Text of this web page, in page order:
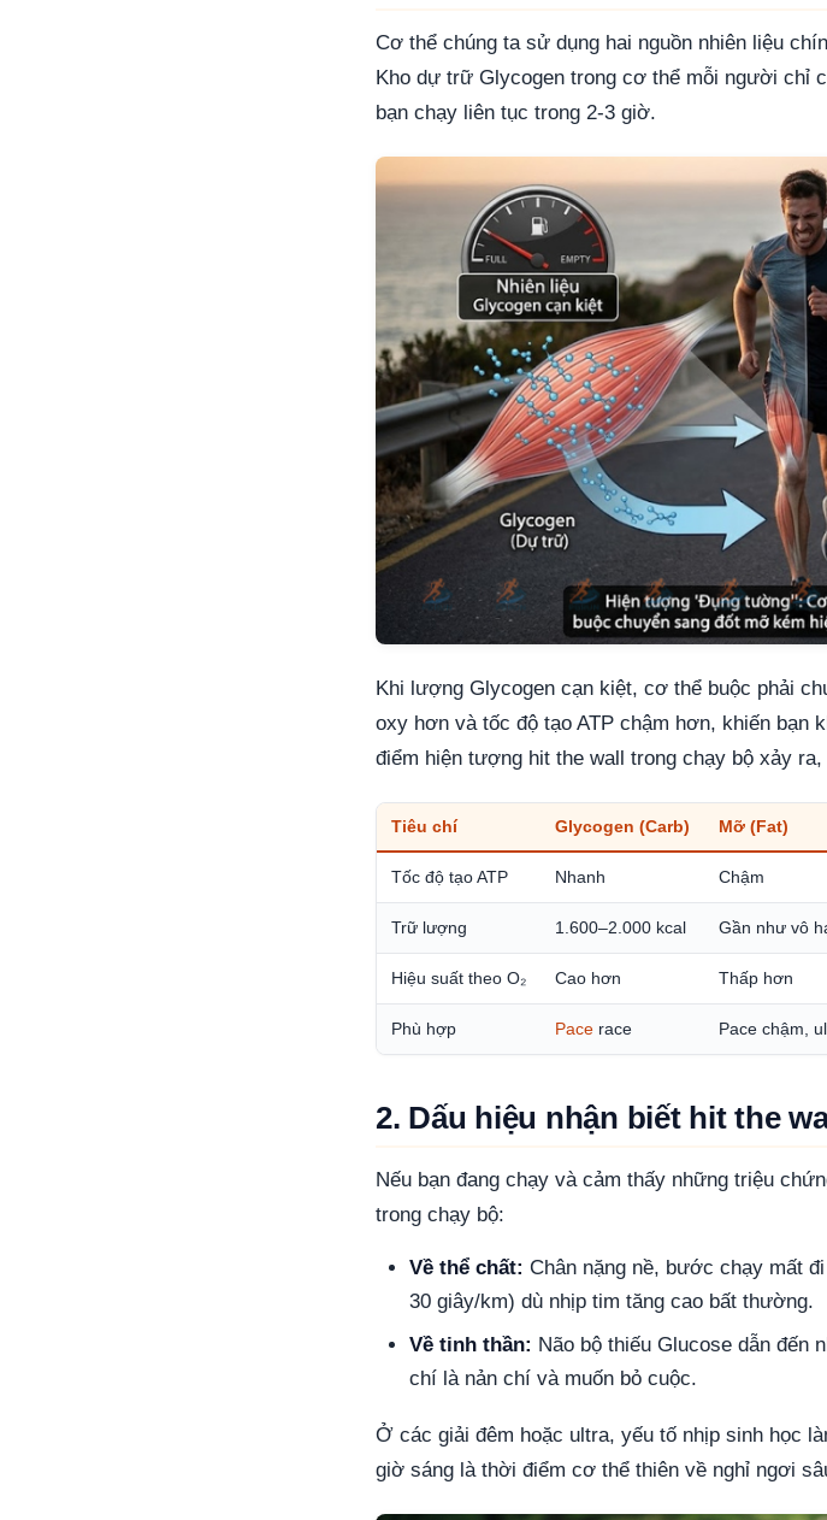
Cơ thể chúng ta sử dụng hai nguồn nhiên liệu
Kho dự trữ Glycogen trong cơ thể mỗi người chỉ
bạn chạy liên tục trong 2-3 giờ.
Khi lượng Glycogen cạn kiệt, cơ thể buộc phải
oxy hơn và tốc độ tạo ATP chậm hơn, khiến
điểm hiện tượng hit the wall trong chạy bộ xảy
Tiêu chí Glycogen (Carb) Mỡ (Fat)
Tốc độ tạo ATP Nhanh Chậm
Trữ lượng 1.600–2.000 kcal Gần như vô
Hiệu suất theo O₂ Cao hơn Thấp hơn
Phù hợp Pace race Pace chậm,
2. Dấu hiệu nhận biết hit the
Nếu bạn đang chạy và cảm thấy những triệu
trong chạy bộ:
Về thể chất: Chân nặng nề, bước chạy mất
30 giây/km) dù nhịp tim tăng cao bất thường.
Về tinh thần: Não bộ thiếu Glucose dẫn đến
chí là nản chí và muốn bỏ cuộc.
Ở các giải đêm hoặc ultra, yếu tố nhịp sinh học
giờ sáng là thời điểm cơ thể thiên về nghỉ ngơi